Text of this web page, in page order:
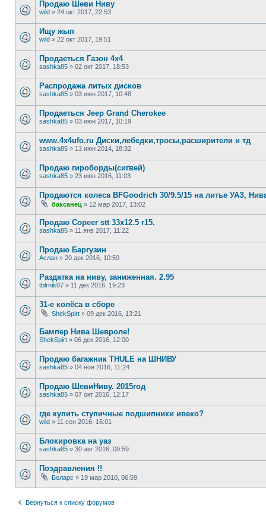
Продаю Шеви Ниву
wild » 24 окт 2017, 22:53
Ищу жып
wild » 22 окт 2017, 19:51
Продаеться Газон 4х4
sashka85 » 02 окт 2017, 18:53
Распродажа литых дисков
sashka85 » 03 июн 2017, 10:48
Продаеться Jeep Grand Cherokee
sashka85 » 03 июн 2017, 10:19
www.4x4ufo.ru Диски,лебедки,тросы,расширители и тд
sashka85 » 13 июн 2014, 18:32
Продаю гироборды(сигвей)
sashka85 » 23 июн 2016, 11:03
Продаются колеса BFGoodrich 30/9.5/15 на литье УАЗ,
баксанец » 12 мар 2017, 13:02
Продаю Copeer stt 33х12.5 r15.
sashka85 » 11 янв 2017, 11:22
Продаю Баргузин
Аслан » 20 дек 2016, 10:59
Раздатка на ниву, заниженная. 2.95
tblrnik07 » 11 дек 2016, 19:23
31-е колёса в сборе
ShekSpirt » 09 дек 2016, 13:21
Бампер Нива Шевроле!
ShekSpirt » 06 дек 2016, 12:00
Продаю багажник THULE на ШНИВУ
sashka85 » 04 ноя 2016, 11:24
Продаю ШевиНиву. 2015год
sashka85 » 07 окт 2016, 12:17
где купить ступичные подшипники ивеко?
wild » 11 сен 2016, 16:01
Блокировка на уаз
sashka85 » 30 авг 2016, 09:59
Поэдравления !!
Боларс » 19 мар 2010, 06:59
Вернуться к списку форумов